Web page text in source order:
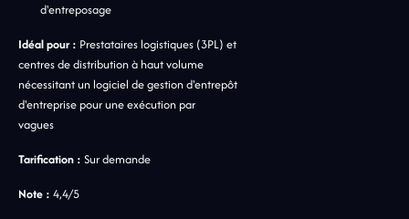
d'entreposage
Idéal pour : Prestataires logistiques (3PL) et
centres de distribution à haut volume
nécessitant un logiciel de gestion d'entrepôt
d'entreprise pour une exécution par
vagues
Tarification : Sur demande
Note : 4,4/5